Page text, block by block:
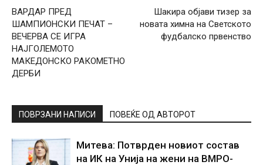
ВАРДАР ПРЕД
ШАМПИОНСКИ ПЕЧАТ –
ВЕЧЕРВА СЕ ИГРА
НАЈГОЛЕМОТО
МАКЕДОНСКО РАКОМЕТНО
ДЕРБИ
Шакира објави тизер за
новата химна на Светското
фудбалско првенство
ПОВРЗАНИ НАПИСИ ПОВЕЌЕ ОД АВТОРОТ
Митева: Потврден новиот состав
на ИК на Унија на жени на ВМРО-